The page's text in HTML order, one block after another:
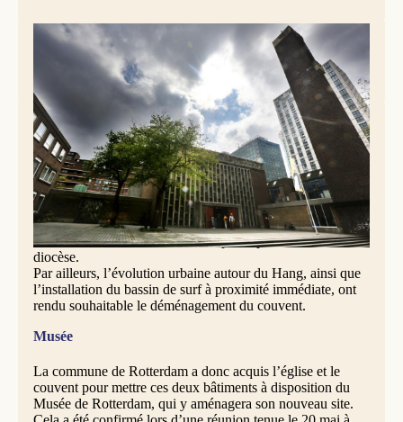
Het Steiger, Rotterdam © Ramon Mangold
Les Dominicains de Rotterdam ont emménagé en
septembre 2024 dans un nouveau lieu en ville, situé
Koningin Emmaplein, dans le quartier du Scheepvaart :
Couvent Saint-Pierre de Verone, Rotterdam
Depuis plusieurs années déjà, la décision de la vente du
couvent du Hang avait été prise, lorsque l’église voisine du
Steiger (consacrée en 1960) ainsi que l’immeuble de
bureaux avaient été mis en vente par la paroisse et le
diocèse.
Par ailleurs, l’évolution urbaine autour du Hang, ainsi que
l’installation du bassin de surf à proximité immédiate, ont
rendu souhaitable le déménagement du couvent.
Musée
La commune de Rotterdam a donc acquis l’église et le
couvent pour mettre ces deux bâtiments à disposition du
Musée de Rotterdam, qui y aménagera son nouveau site.